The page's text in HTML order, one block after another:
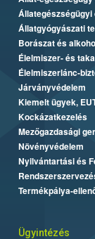
Állategészségügyi
Állatgyógyászati
Borászat és
Élelmiszer- és
Élelmiszerlánc-
Járványvédelem
Kiemelt ügyek,
Kockázatkezelés
Mezőgazdasági
Növényvédelem
Nyilvántartási és
Termékpálya-
Ügyintézés